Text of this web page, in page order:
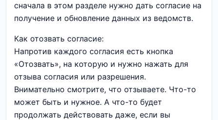
сначала в этом разделе нужно дать согласие на
получение и обновление данных из ведомств.
Как отозвать согласие:
Напротив каждого согласия есть кнопка
«Отозвать», на которую и нужно нажать для
отзыва согласия или разрешения.
Внимательно смотрите, что отзываете. Что-то
может быть и нужное. А что-то будет
продолжать действовать даже, если вы